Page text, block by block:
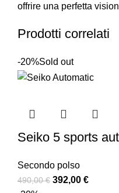
offrire una perfetta
Prodotti correlati
-20%Sold out
Seiko 5 sports
Secondo polso
490,00€ 392,00 €